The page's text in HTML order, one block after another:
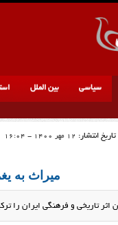
سیاسی بین الملل
تاریخ انتشار: 12 مهر 1400 - 16:04
میراث به
اثر تاریخی و فرهنگی ایران را